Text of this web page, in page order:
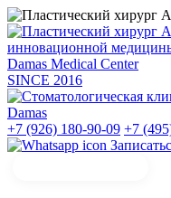
инновационной
Damas Medical Center
SINCE 2016
Damas
+7 (926) 180-90-09 +7